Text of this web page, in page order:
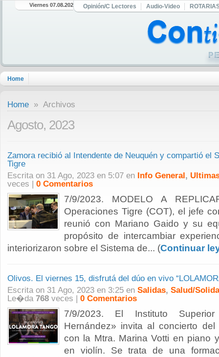
Viernes 07.08.2026 Opinión/C Lectores Audio-Video
Home
Home » Archivos
Agosto, 2023
Zamora recibió al Intendente de Neuquén y compartió el
Tigre
Escrita on 31 Ago, 2023 en 5:07 en Info General,
veces | 0 Comentarios
7/9/2023. MODELO A
Operaciones Tigre (COT), el jefe
reunió con Mariano Gaido y su
propósito de intercambiar
interiorizaron sobre el Sistema de... (Continuar
Olivos. El viernes 15, disfrutá del dúo en vivo
Escrita on 31 Ago, 2023 en 3:25 en Salidas, Salud/
Le�da 768 veces | 0 Comentarios
7/9/2023. El Instituto
Hernández» invita al concierto del
con la Mtra. Marina Votti en piano
en violín. Se trata de una